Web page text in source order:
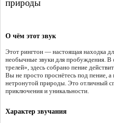
природы
О чём этот звук
Этот рингтон — настоящая находка
необычные звуки для пробуждения. В
трелей», здесь собрано пение
Вы не просто проснётесь под пение, а
нетронутой природы. Это отличный
приключения и уникальности.
Характер звучания